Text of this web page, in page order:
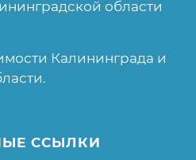
области
Калининграда и
ССЫЛКИ